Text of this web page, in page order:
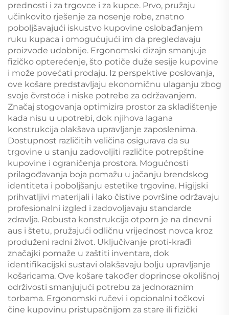
prednosti i za trgovce i za kupce. Prvo, pružaju
učinkovito rješenje za nosenje robe, znatno
poboljšavajući iskustvo kupovine oslobađanjem
ruku kupaca i omogućujući im da pregledavaju
proizvode udobnije. Ergonomski dizajn smanjuje
fizičko opterećenje, što potiče duže sesije kupovine
i može povećati prodaju. Iz perspektive poslovanja,
ove košare predstavljaju ekonomičnu ulaganju zbog
svoje čvrstoće i niske potrebe za održavanjem.
Značaj stogovanja optimizira prostor za skladištenje
kada nisu u upotrebi, dok njihova lagana
konstrukcija olakšava upravljanje zaposlenima.
Dostupnost različitih veličina osigurava da su
trgovine u stanju zadovoljiti različite potrepštine
kupovine i ograničenja prostora. Mogućnosti
prilagođavanja boja pomažu u jačanju brendskog
identiteta i poboljšanju estetike trgovine. Higijski
prihvatljivi materijali i lako čistive površine održavaju
profesionalni izgled i zadovoljavaju standarde
zdravlja. Robusta konstrukcija otporn je na dnevni
aus i štetu, pružajući odličnu vrijednost novca kroz
produženi radni život. Uključivanje proti-krađi
značajki pomaže u zaštiti inventara, dok
identifikacijski sustavi olakšavaju bolju upravljanje
košaricama. Ove košare također doprinose okolišnoj
održivosti smanjujući potrebu za jednoraznim
torbama. Ergonomski ručevi i opcionalni točkovi
čine kupovinu pristupačnijom za stare ili fizički